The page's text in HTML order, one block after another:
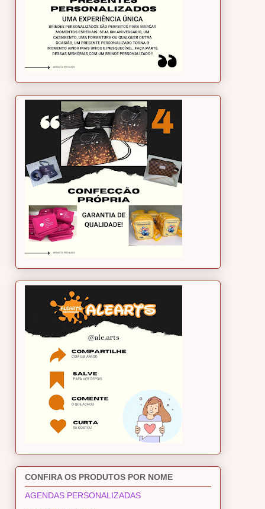
CONFIRA OS PRODUTOS POR NOME
AGENDAS PERSONALIZADAS